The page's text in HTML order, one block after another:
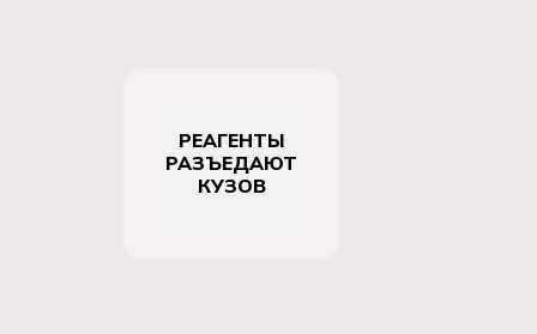
РЕАГЕНТЫ
РАЗЪЕДАЮТ
КУЗОВ